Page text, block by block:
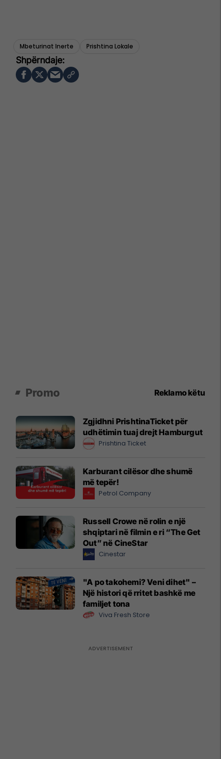
Mbeturinat Inerte Prishtina Lokale
Promo Reklamo këtu
Zgjidhni PrishtinaTicket për
udhëtimin tuaj drejt Hamburgut
Prishtina Ticket
Karburant cilësor dhe shumë
më tepër!
Petrol Company
Russell Crowe në rolin e një
shqiptari në filmin e ri “The Get
Out” në CineStar
Cinestar
"A po takohemi? Veni dihet" –
Një histori që rritet bashkë me
familjet tona
Viva Fresh Store